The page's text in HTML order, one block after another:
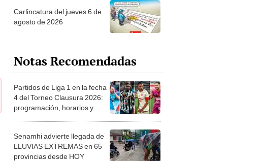
Carlincatura del jueves 6 de
agosto de 2026
Notas Recomendadas
Partidos de Liga 1 en la fecha
4 del Torneo Clausura 2026:
programación, horarios y
Senamhi advierte llegada de
LLUVIAS EXTREMAS en 65
provincias desde HOY